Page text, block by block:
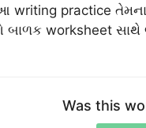
practice તેમના
બાળક worksheet
Was this